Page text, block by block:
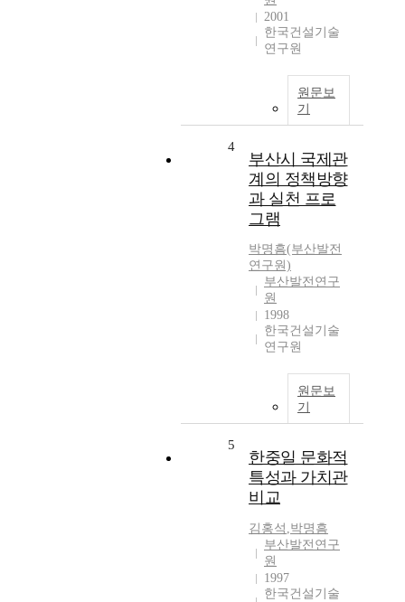
2001
한국건설기술
연구원
원문보
기
4
부산시 국제관
계의 정책방향
과 실천 프로
그램
박명흠(부산발전
연구원)
부산발전연구
원
1998
한국건설기술
연구원
원문보
기
5
한중일 문화적
특성과 가치관
비교
김홍석 ,박명흠
부산발전연구
원
1997
한국건설기술